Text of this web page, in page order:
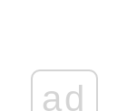
ad